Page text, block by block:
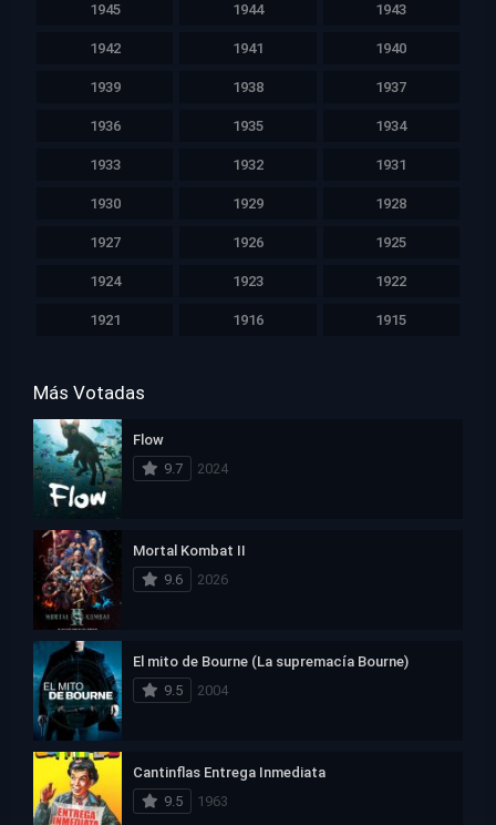
1945 1944 1943
1942 1941 1940
1939 1938 1937
1936 1935 1934
1933 1932 1931
1930 1929 1928
1927 1926 1925
1924 1923 1922
1921 1916 1915
Más Votadas
Flow
9.7
2024
Mortal Kombat II
9.6
2026
El mito de Bourne (La supremacía Bourne)
9.5
2004
Cantinflas Entrega Inmediata
9.5
1963